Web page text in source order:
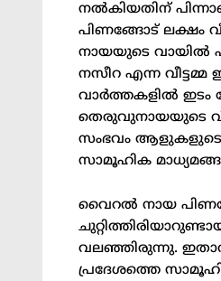
നല്‍കിയതിന്
പിണങ്ങോട് ലക്ഷം
നായയുടെ വായില്‍
നസീറ എന്ന
വാര്‍ത്തകളില്‍ ഇടം
തെരുവുനായയുടെ
സംഭവം ആളുകളുടെ
സാമൂഹിക
വൈറല്‍ നായ
വലഞ്ഞിരുന്നു.
പ്രദേശത്തെ